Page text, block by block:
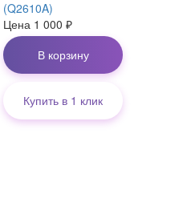
(Q2610A)
Цена 1 000 ₽
В корзину
Купить в 1 клик